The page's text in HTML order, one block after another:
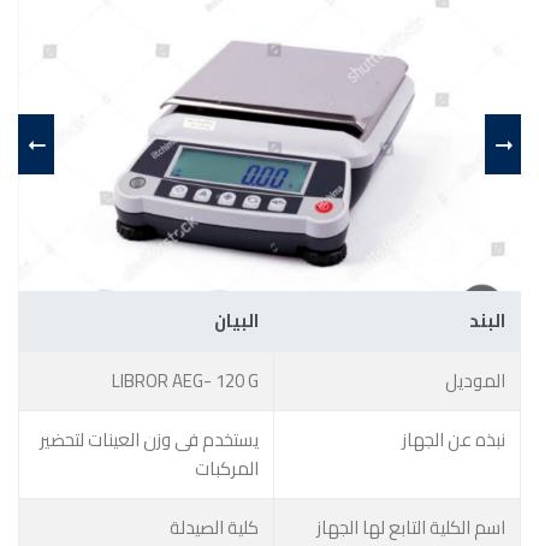
البند
البيان
الموديل
LIBROR AEG- 120 G
نبذه عن الجهاز
يستخدم فى وزن العينات لتحضير
المركبات
اسم الكلية التابع لها الجهاز
كلية الصيدلة